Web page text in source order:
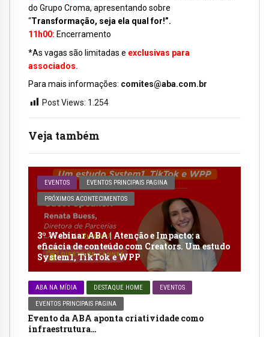
Veja também
EVENTOS EVENTOS PRINCIPAIS PAGINA
PRÓXIMOS ACONTECIMENTOS
3º Webinar ABA | Atenção e Impacto: a
eficácia de conteúdo com Creators. Um estudo
System1, TikTok e WPP
ABA NA MÍDIA DESTAQUE HOME EVENTOS
EVENTOS PRINCIPAIS PAGINA
Evento da ABA aponta criatividade como
infraestrutura…
do Grupo Croma, apresentando sobre
“Transformação, seja ela qual for!”.
11h00: Encerramento
*As vagas são limitadas e exclusivas para
associados.
Para mais informações: comites@aba.com.br
Post Views: 1.254